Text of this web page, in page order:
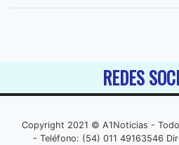
REDES
Copyright 2021 © A1Noticias -
- Teléfono: (54) 011 49163546